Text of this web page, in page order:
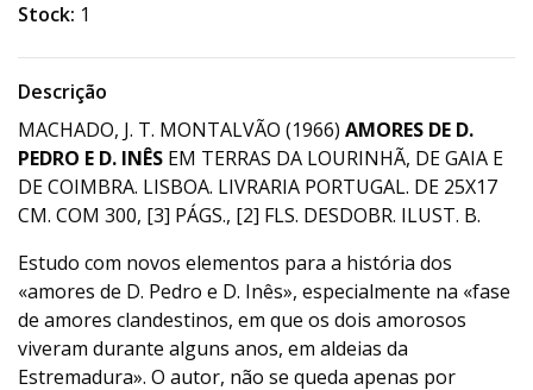
Stock: 1
Descrição
MACHADO, J. T. MONTALVÃO (1966) AMORES DE D.
PEDRO E D. INÊS EM TERRAS DA LOURINHÃ, DE GAIA E
DE COIMBRA. LISBOA. LIVRARIA PORTUGAL. DE 25X17
CM. COM 300, [3] PÁGS., [2] FLS. DESDOBR. ILUST. B.
Estudo com novos elementos para a história dos
«amores de D. Pedro e D. Inês», especialmente na «fase
de amores clandestinos, em que os dois amorosos
viveram durante alguns anos, em aldeias da
Estremadura». O autor, não se queda apenas por